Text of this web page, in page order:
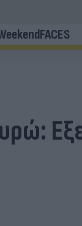
FACES